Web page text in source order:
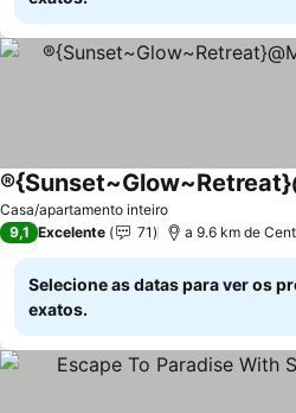
Casa/apartamento inteiro
Ver preços
9,1 Excelente 71 a 9.6 km de
Selecione as datas para ver os
exatos.